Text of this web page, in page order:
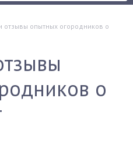
отзывы опытных огородников о
о